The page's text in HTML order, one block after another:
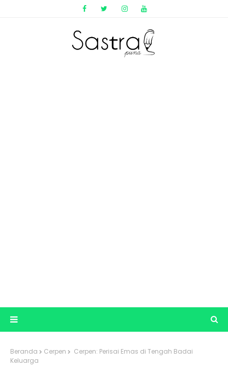
Beranda Cerpen
Cerpen: Perisai Emas di Tengah Badai
Keluarga